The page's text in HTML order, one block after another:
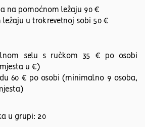
na pomoćnom ležaju 90 €
ležaju u trokrevetnoj sobi 50 €
selu s ručkom 35 € po osobi
u €)
60 € po osobi (minimalno 9 osoba,
u grupi: 20